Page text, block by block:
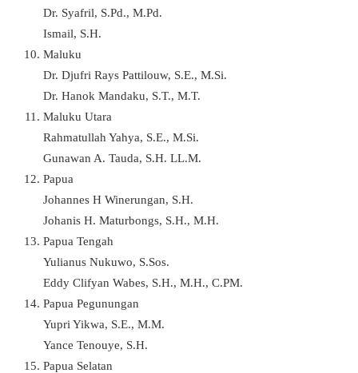
Dr. Syafril, S.Pd., M.Pd.
Ismail, S.H.
Maluku
Dr. Djufri Rays Pattilouw, S.E., M.Si.
Dr. Hanok Mandaku, S.T., M.T.
Maluku Utara
Rahmatullah Yahya, S.E., M.Si.
Gunawan A. Tauda, S.H. LL.M.
Papua
Johannes H Winerungan, S.H.
Johanis H. Maturbongs, S.H., M.H.
Papua Tengah
Yulianus Nukuwo, S.Sos.
Eddy Clifyan Wabes, S.H., M.H., C.PM.
Papua Pegunungan
Yupri Yikwa, S.E., M.M.
Yance Tenouye, S.H.
Papua Selatan